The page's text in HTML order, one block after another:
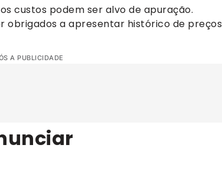
custos podem ser alvo de apuração.
obrigados a apresentar histórico de preços
A PUBLICIDADE